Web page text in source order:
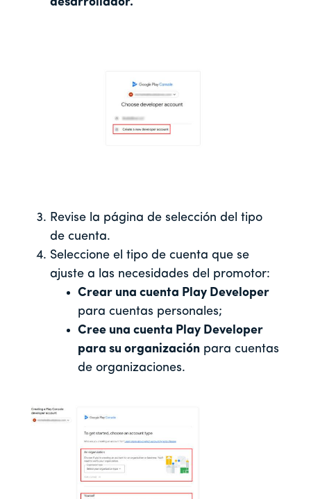
Revise la página de selección del tipo
de cuenta.
Seleccione el tipo de cuenta que se
ajuste a las necesidades del promotor:
Crear una cuenta Play Developer
para cuentas personales;
Cree una cuenta Play Developer
para su organización para cuentas
de organizaciones.